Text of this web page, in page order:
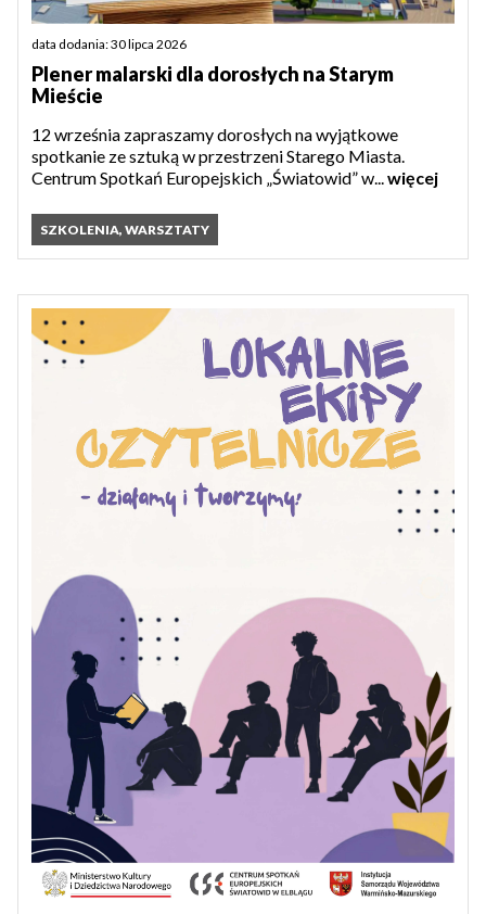
data dodania: 30 lipca 2026
Plener malarski dla dorosłych na Starym
Mieście
12 września zapraszamy dorosłych na wyjątkowe
spotkanie ze sztuką w przestrzeni Starego Miasta.
Centrum Spotkań Europejskich „Światowid” w...więcej
SZKOLENIA, WARSZTATY